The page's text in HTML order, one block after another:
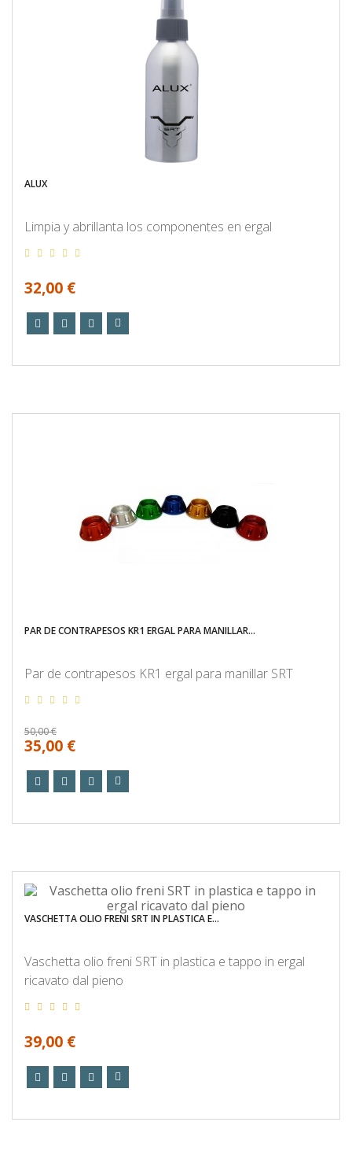
ALUX
Limpia y abrillanta los componentes en ergal
32,00 €
PAR DE CONTRAPESOS KR1 ERGAL PARA MANILLAR...
Par de contrapesos KR1 ergal para manillar SRT
50,00 €
35,00 €
VASCHETTA OLIO FRENI SRT IN PLASTICA E...
Vaschetta olio freni SRT in plastica e tappo in ergal
ricavato dal pieno
39,00 €